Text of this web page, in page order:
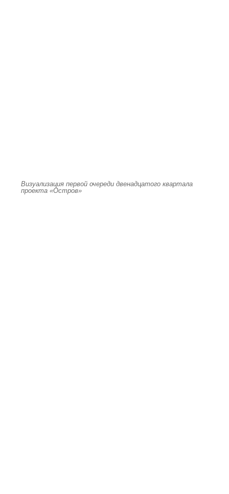
Визуализация первой очереди двенадцатого квартала
проекта «Остров»